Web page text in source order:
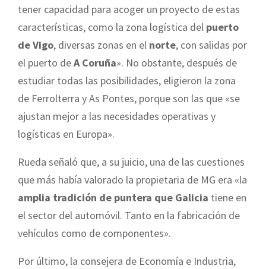
tener capacidad para acoger un proyecto de estas
características, como la zona logística del puerto
de Vigo, diversas zonas en el norte, con salidas por
el puerto deA Coruña». No obstante, después de
estudiar todas las posibilidades, eligieron la zona
de Ferrolterra y As Pontes, porque son las que «se
ajustan mejor a las necesidades operativas y
logísticas en Europa».
Rueda señaló que, a su juicio, una de las cuestiones
que más había valorado la propietaria de MG era «la
amplia tradición de puntera que Galicia tiene en
el sector del automóvil. Tanto en la fabricación de
vehículos como de componentes».
Por último, la consejera de Economía e Industria,